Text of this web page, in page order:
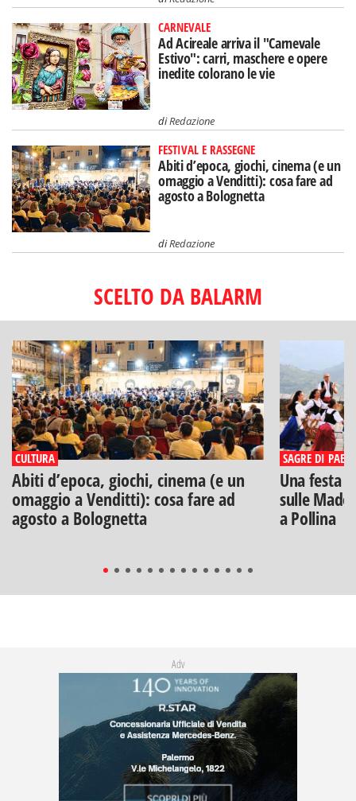
CARNEVALE
Ad Acireale arriva il "Carnevale
Estivo": carri, maschere e opere
inedite colorano le vie
diRedazione
FESTIVAL E RASSEGNE
Abiti d’epoca, giochi, cinema (e un
omaggio a Venditti): cosa fare ad
agosto a Bolognetta
diRedazione
SCELTO DA BALARM
CULTURA
Abiti d’epoca, giochi, cinema (e un
omaggio a Venditti): cosa fare ad
agosto a Bolognetta
SAGRE DI PAESE
Una festa
sulle
a Pollina
Adv